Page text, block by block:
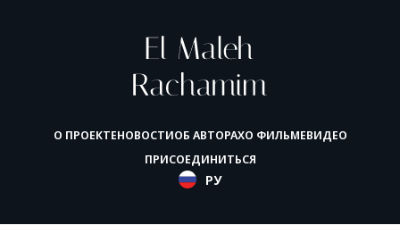
О ПРОЕКТЕНОВОСТИОБ АВТОРАХО ФИЛЬМЕВИДЕО
ПРИСОЕДИНИТЬСЯ
РУ